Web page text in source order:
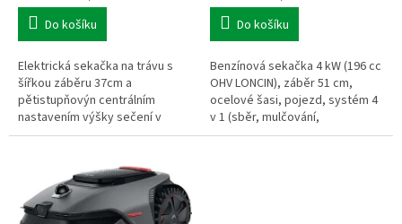
Do košíku
Elektrická sekačka na trávu s
šířkou záběru 37cm a
pětistupňovýn centrálním
nastavením výšky sečení v
rozmezí 25–70 mm, objem
motoru 1 400 W, napětí 230 V
Do košíku
Benzínová sekačka 4 kW (196 cc
OHV LONCIN), záběr 51 cm,
ocelové šasi, pojezd, systém 4
v 1 (sběr, mulčování,
boční/zadní odhoz), koš 62 l, 8